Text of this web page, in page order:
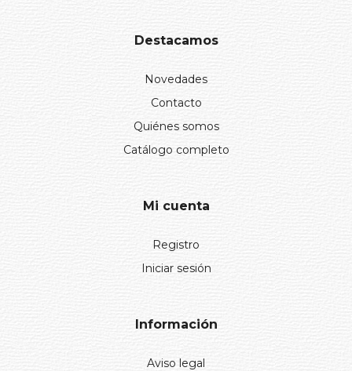
Destacamos
Novedades
Contacto
Quiénes somos
Catálogo completo
Mi cuenta
Registro
Iniciar sesión
Información
Aviso legal